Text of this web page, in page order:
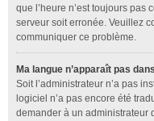
que l’heure n’est toujours pas
serveur soit erronée. Veuillez
communiquer ce problème.
Ma langue n’apparaît pas
Soit l’administrateur n’a pas
logiciel n’a pas encore été
demander à un administrateur